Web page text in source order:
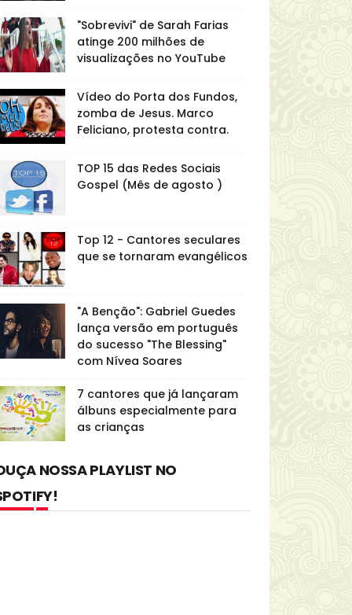
"Sobrevivi" de Sarah Farias
atinge 200 milhões de
visualizações no YouTube
Vídeo do Porta dos Fundos,
zomba de Jesus. Marco
Feliciano, protesta contra.
TOP 15 das Redes Sociais
Gospel (Mês de agosto )
Top 12 - Cantores seculares
que se tornaram evangélicos
"A Benção": Gabriel Guedes
lança versão em português
do sucesso "The Blessing"
com Nívea Soares
7 cantores que já lançaram
álbuns especialmente para
as crianças
NOSSA PLAYLIST NO